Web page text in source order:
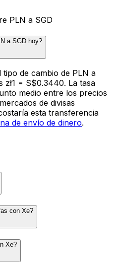
PLN a SGD
a SGD hoy?
tipo de cambio de PLN a
zł1 = S$0.3440. La tasa
medio entre los precios
de divisas
esta transferencia
de envío de dinero.
con Xe?
Xe?